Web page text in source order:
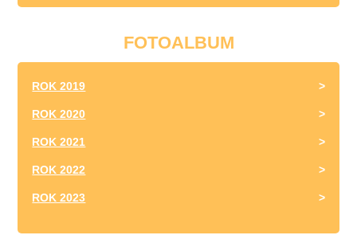
FOTOALBUM
ROK 2019
ROK 2020
ROK 2021
ROK 2022
ROK 2023